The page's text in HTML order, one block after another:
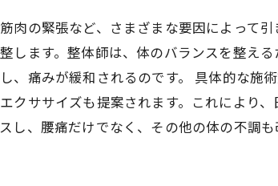
肉の緊張など、さまざまな要因によって
します。整体師は、体のバランスを整え
、痛みが緩和されるのです。 具体的な施
クササイズも提案されます。これにより
し、腰痛だけでなく、その他の体の不調